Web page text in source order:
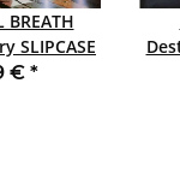
BREATH
€ *